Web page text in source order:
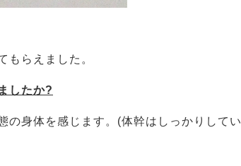
もらえました。
したか?
の身体を感じます。(体幹はしっかりしてい